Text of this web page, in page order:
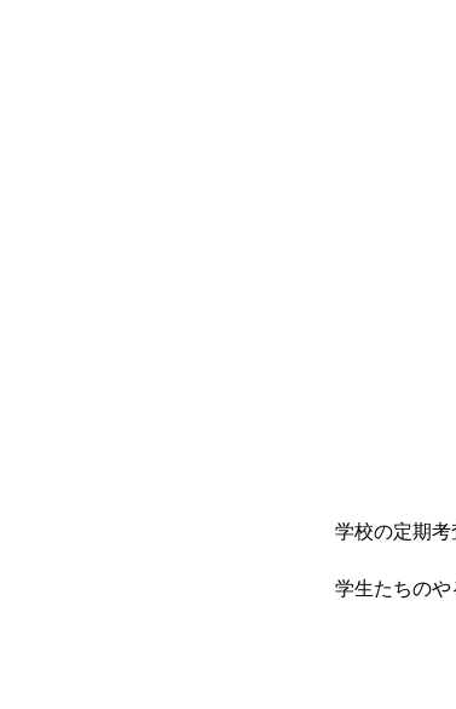
学校の定期考
学生たちのや